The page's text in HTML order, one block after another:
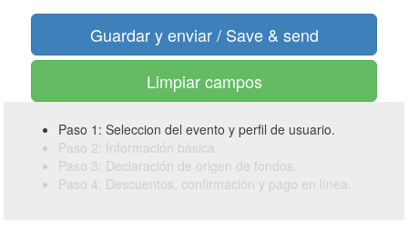
Limpiar campos
Paso 1: Seleccion del evento y perfil de usuario.
Paso 2: Información básica.
Paso 3: Declaración de origen de fondos.
Paso 4: Descuentos, confirmación y pago en línea.